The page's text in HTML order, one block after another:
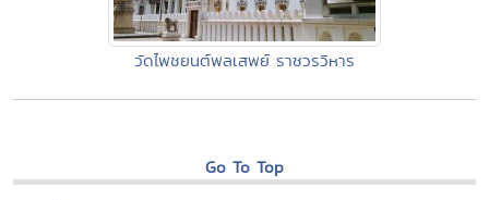
วัดไพชยนต์พลเสพย์ ราชวรวิหาร
Go To Top